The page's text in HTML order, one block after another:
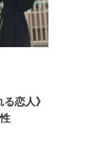
恋人》